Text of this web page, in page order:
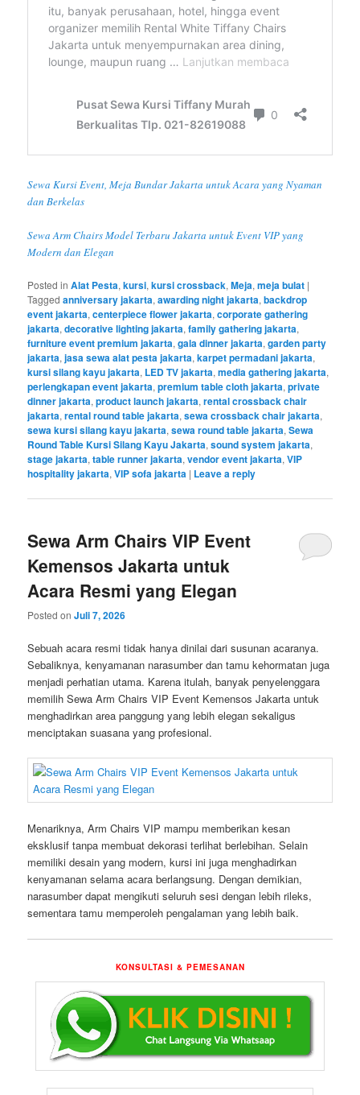
Sewa Kursi Event, Meja Bundar Jakarta untuk Acara yang Nyaman
dan Berkelas
Sewa Arm Chairs Model Terbaru Jakarta untuk Event VIP yang
Modern dan Elegan
Posted in Alat Pesta,kursi,kursi crossback,Meja,meja bulat |
Tagged anniversary jakarta,awarding night jakarta,backdrop
event jakarta,centerpiece flower jakarta,corporate gathering
jakarta,decorative lighting jakarta,family gathering jakarta,
furniture event premium jakarta,gala dinner jakarta,garden party
jakarta,jasa sewa alat pesta jakarta,karpet permadani jakarta,
kursi silang kayu jakarta, LED TV jakarta,media gathering jakarta,
perlengkapan event jakarta,premium table cloth jakarta,private
dinner jakarta,product launch jakarta,rental crossback chair
jakarta,rental round table jakarta,sewa crossback chair jakarta,
sewa kursi silang kayu jakarta,sewa round table jakarta,Sewa
Round Table Kursi Silang Kayu Jakarta,sound system jakarta,
stage jakarta,table runner jakarta,vendor event jakarta,VIP
hospitality jakarta,VIP sofa jakarta | Leave a reply
Sewa Arm Chairs VIP Event
Kemensos Jakarta untuk
Acara Resmi yang Elegan
Posted onJuli 7, 2026
Sebuah acara resmi tidak hanya dinilai dari susunan acaranya.
Sebaliknya, kenyamanan narasumber dan tamu kehormatan juga
menjadi perhatian utama. Karena itulah, banyak penyelenggara
memilih Sewa Arm Chairs VIP Event Kemensos Jakarta untuk
menghadirkan area panggung yang lebih elegan sekaligus
menciptakan suasana yang profesional.
Menariknya, Arm Chairs VIP mampu memberikan kesan
eksklusif tanpa membuat dekorasi terlihat berlebihan. Selain
memiliki desain yang modern, kursi ini juga menghadirkan
kenyamanan selama acara berlangsung. Dengan demikian,
narasumber dapat mengikuti seluruh sesi dengan lebih rileks,
sementara tamu memperoleh pengalaman yang lebih baik.
KONSULTASI & PEMESANAN